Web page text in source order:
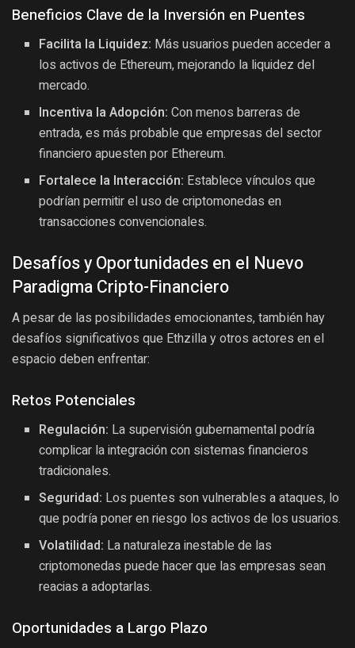
Beneficios Clave de la Inversión en Puentes
Facilita la Liquidez: Más usuarios pueden acceder a
los activos de Ethereum, mejorando la liquidez del
mercado.
Incentiva la Adopción: Con menos barreras de
entrada, es más probable que empresas del sector
financiero apuesten por Ethereum.
Fortalece la Interacción: Establece vínculos que
podrían permitir el uso de criptomonedas en
transacciones convencionales.
Desafíos y Oportunidades en el Nuevo
Paradigma Cripto-Financiero
A pesar de las posibilidades emocionantes, también hay
desafíos significativos que Ethzilla y otros actores en el
espacio deben enfrentar:
Retos Potenciales
Regulación: La supervisión gubernamental podría
complicar la integración con sistemas financieros
tradicionales.
Seguridad: Los puentes son vulnerables a ataques, lo
que podría poner en riesgo los activos de los usuarios.
Volatilidad: La naturaleza inestable de las
criptomonedas puede hacer que las empresas sean
reacias a adoptarlas.
Oportunidades a Largo Plazo